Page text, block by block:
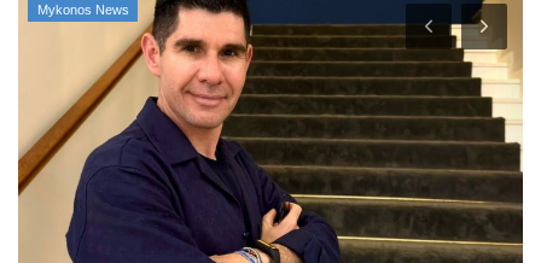
Mykonos News